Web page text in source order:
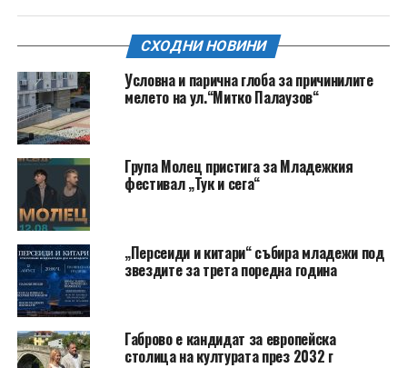
СХОДНИ НОВИНИ
Условна и парична глоба за причинилите
мелето на ул.“Митко Палаузов“
Група Молец пристига за Младежкия
фестивал „Тук и сега“
„Персеиди и китари“ събира младежи под
звездите за трета поредна година
Габрово е кандидат за европейска
столица на културата през 2032 г